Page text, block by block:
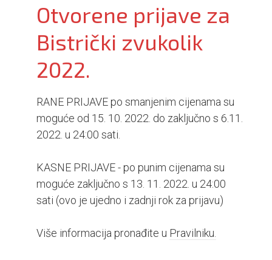
Otvorene prijave za
Bistrički zvukolik
2022.
RANE PRIJAVE po smanjenim cijenama su
moguće od 15. 10. 2022. do zaključno s 6.11.
2022. u 24:00 sati.
KASNE PRIJAVE - po punim cijenama su
moguće zaključno s 13. 11. 2022. u 24:00
sati (ovo je ujedno i zadnji rok za prijavu)
Više informacija pronađite u Pravilniku.